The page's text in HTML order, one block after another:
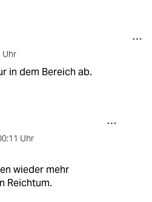
Uhr
in dem Bereich ab.
Uhr
wieder mehr
Reichtum.